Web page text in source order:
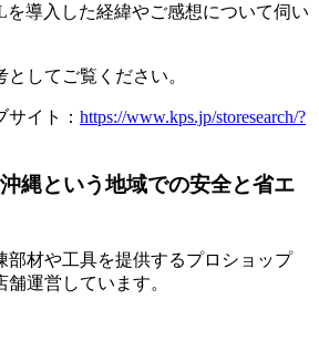
を導入した経緯やご感想について伺い
してご覧ください。
イト： https://www.kps.jp/storesearch/?
縄という地域での安全と省エ
部材や工具を提供するプロショップ
舗運営しています。